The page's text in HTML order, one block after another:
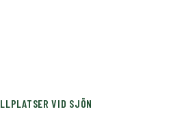
VID SJÖN